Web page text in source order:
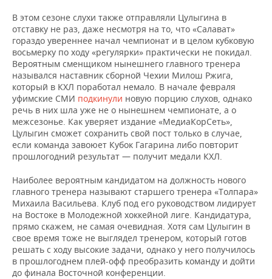
В этом сезоне слухи также отправляли Цулыгина в
отставку не раз, даже несмотря на то, что «Салават»
гораздо увереннее начал чемпионат и в целом кубковую
восьмерку по ходу «регулярки» практически не покидал.
Вероятным сменщиком нынешнего главного тренера
назывался наставник сборной Чехии Милош Ржига,
который в КХЛ поработал немало. В начале февраля
уфимские СМИ подкинули новую порцию слухов, однако
речь в них шла уже не о нынешнем чемпионате, а о
межсезонье. Как уверяет издание «МедиаКорСеть»,
Цулыгин сможет сохранить свой пост только в случае,
если команда завоюет Кубок Гагарина либо повторит
прошлогодний результат — получит медали КХЛ.
Наиболее вероятным кандидатом на должность нового
главного тренера называют старшего тренера «Толпара»
Михаила Васильева. Клуб под его руководством лидирует
на Востоке в Молодежной хоккейной лиге. Кандидатура,
прямо скажем, не самая очевидная. Хотя сам Цулыгин в
свое время тоже не выглядел тренером, который готов
решать с ходу высокие задачи, однако у него получилось
в прошлогоднем плей-офф преобразить команду и дойти
до финала Восточной конференции.